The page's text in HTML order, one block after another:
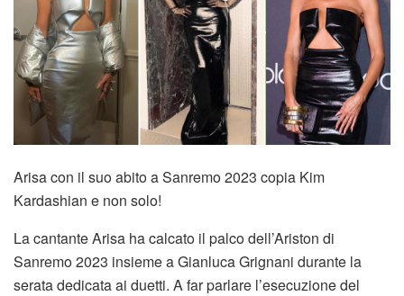
Arisa con il suo abito a Sanremo 2023 copia Kim
Kardashian e non solo!
La cantante Arisa ha calcato il palco dell’Ariston di
Sanremo 2023 insieme a Gianluca Grignani durante la
serata dedicata ai duetti. A far parlare l’esecuzione del